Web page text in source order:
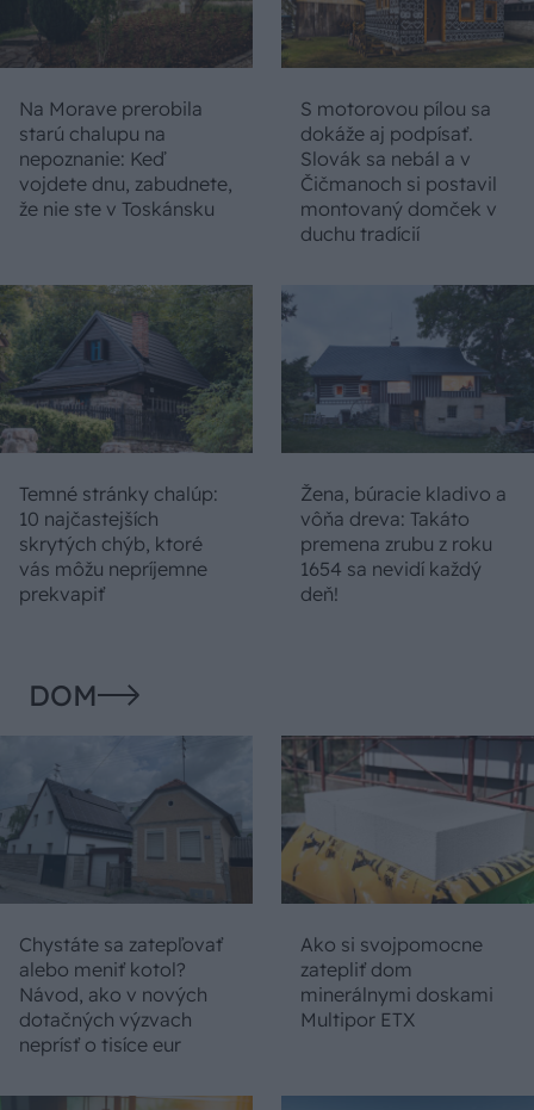
Na Morave prerobila
starú chalupu na
nepoznanie: Keď
vojdete dnu, zabudnete,
že nie ste v Toskánsku
S motorovou pílou sa
dokáže aj podpísať.
Slovák sa nebál a v
Čičmanoch si postavil
montovaný domček v
duchu tradícií
Temné stránky chalúp:
10 najčastejších
skrytých chýb, ktoré
vás môžu nepríjemne
prekvapiť
Žena, búracie kladivo a
vôňa dreva: Takáto
premena zrubu z roku
1654 sa nevidí každý
deň!
DOM
Chystáte sa zatepľovať
alebo meniť kotol?
Návod, ako v nových
dotačných výzvach
neprísť o tisíce eur
Ako si svojpomocne
zatepliť dom
minerálnymi doskami
Multipor ETX